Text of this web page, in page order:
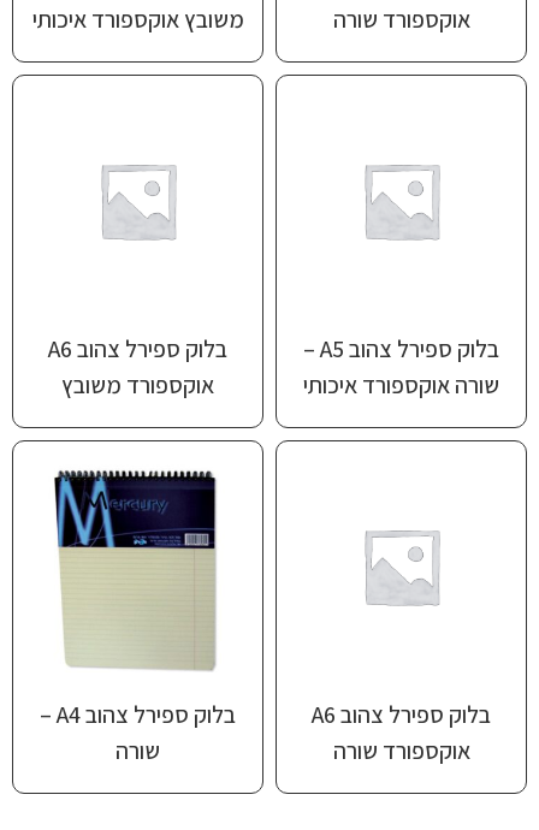
אוקספורד שורה
משובץ אוקספורד איכותי
בלוק ספירל צהוב A5 –
שורה אוקספורד איכותי
בלוק ספירל צהוב A6
אוקספורד משובץ
בלוק ספירל צהוב A6
אוקספורד שורה
בלוק ספירל צהוב ‎A4‏ –
שורה